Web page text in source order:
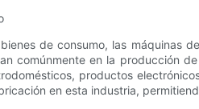
de consumo, las máquinas
comúnmente en la producción
productos
en esta industria,